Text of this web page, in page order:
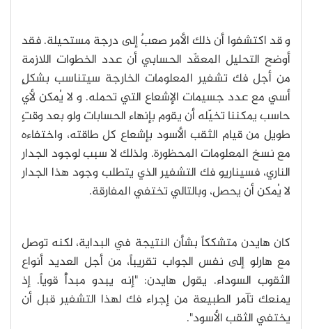
و قد اكتشفوا أن ذلك الأمر صعبٌ إلى درجة مستحيلة. فقد
أوضح التحليل المعقّد الحسابي أن عدد الخطوات اللازمة
من أجل فك تشفير المعلومات الخارجة سيتناسب بشكلٍ
أسي مع عدد جسيمات الإشعاع التي تحمله. و لا يُمكن لأي
حاسب يمكننا تخيّله أن يقوم بإنهاء الحسابات ولو بعد وقتٍ
طويل من قيام الثقب الأسود بإشعاع كل طاقته، واختفاءه
مع نسخ المعلومات المحظورة. ولذلك لا سبب لوجود الجدار
الناري، فسيناريو فك التشفير الذي يتطلب وجود هذا الجدار
لا يُمكن أن يحصل، وبالتالي تختفي المفارقة.
كان هايدن متشككاً بشأن النتيجة في البداية، لكنه توصل
مع هارلو إلى نفس الجواب تقريباً، من أجل العديد أنواع
الثقوب السوداء. يقول هايدن: "إنه يبدو مبدأً قوياً. إذ
يمنعك تآمر الطبيعة من إجراء فك لهذا التشفير قبل أن
يختفي الثقب الأسود".